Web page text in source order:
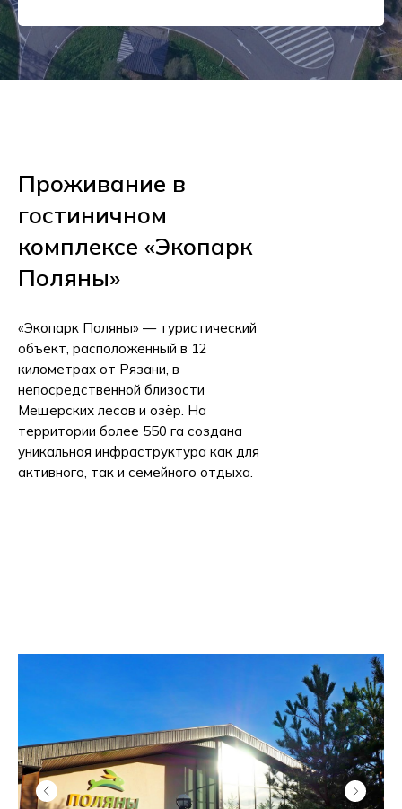
Проживание в
гостиничном
комплексе «Экопарк
Поляны»
«Экопарк Поляны» — туристический
объект, расположенный в 12
километрах от Рязани, в
непосредственной близости
Мещерских лесов и озёр. На
территории более 550 га создана
уникальная инфраструктура как для
активного, так и семейного отдыха.